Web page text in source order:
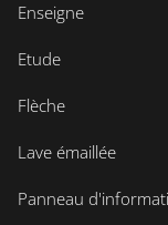
Enseigne
Etude
Flèche
Lave émaillée
Panneau